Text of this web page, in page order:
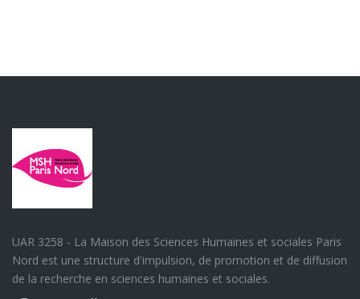
UAR 3258 - La Maison des Sciences Humaines et sociales Paris
Nord est une structure d'impulsion, de promotion et de diffusion
de la recherche en sciences humaines et sociales.